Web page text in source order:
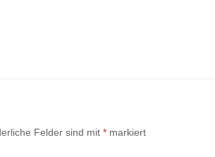
Felder sind mit* markiert